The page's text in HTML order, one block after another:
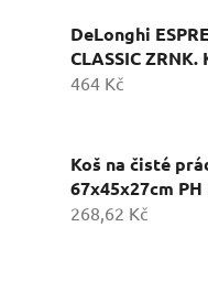
DeLonghi
CLASSIC ZRNK.
464 Kč
Koš na čisté
67x45x27cm
268,62 Kč